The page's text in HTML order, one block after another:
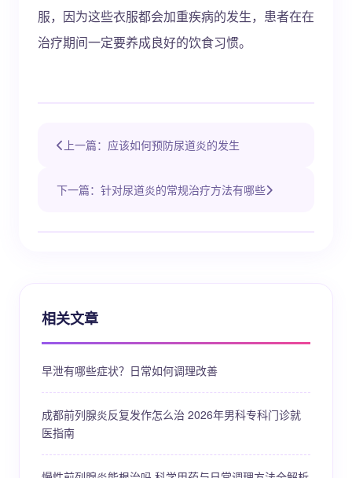
服，因为这些衣服都会加重疾病的发生，患者在在
治疗期间一定要养成良好的饮食习惯。
上一篇：应该如何预防尿道炎的发生
下一篇：针对尿道炎的常规治疗方法有哪些
相关文章
早泄有哪些症状？日常如何调理改善
成都前列腺炎反复发作怎么治 2026年男科专科门诊就
医指南